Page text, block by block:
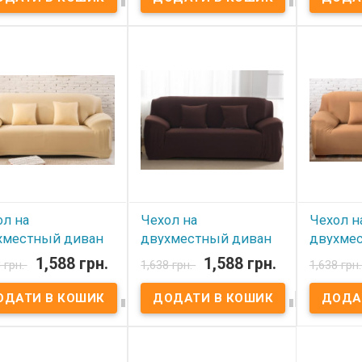
Размер: 195x230
ПВХ пакет.
Эластичный,
по всему
замша.
Вы можете
декоративные
45x45 см.
В наявності
полиэстер. Размер: 195x230
Особенности: Эластичный,
резинка по всему
периметру, замша.
Дополнительно Вы можете
купить декоративные
наволочки 45x45 см.
Производитель:
HomyTex,Украина-Китай
Ткань:
100%
195x230
пакет.
всему
принтом.
Вы
на
диван
Бежевый
на диван
грн. 1,588 грн.
 
Чехол на
двухместный диван
HomyTex Кофе
В наявності
Чехол на диван
1,638 грн. 1,588 грн.
 
Чехол
В
Чехол на
1,638